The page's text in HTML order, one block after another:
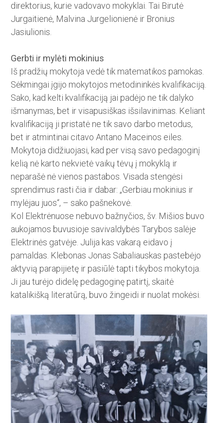
direktorius, kurie vado­vavo mokyklai. Tai Birutė
Jurgaitienė, Malvina Jurgelionienė ir Bronius
Jasiulionis.
Gerbti ir mylėti mokinius
Iš pradžių mokytoja vedė tik ­matematikos pamokas.
Sėkmingai įgijo mokytojos metodininkės kva­lifikaciją.
Sako, kad kelti kvalifika­ciją jai padėjo ne tik dalyko
išma­nymas, bet ir visapusiškas išsilavinimas. Keliant
kvalifikaciją ji pristatė ne tik savo darbo metodus,
bet ir atmintinai citavo Antano Maceinos eiles.
Mokytoja didžiuojasi, kad per visą savo pedagoginį
kelią nė karto nekvietė vaikų tėvų į mokyklą ir
neparašė nė vienos pastabos. Visada stengėsi
sprendimus rasti čia ir dabar: „Gerbiau mokinius ir
mylėjau juos“, – sako pašnekovė.
Kol Elektrėnuose nebuvo bažnyčios, šv. Mišios buvo
aukojamos buvusioje savivaldybės Tarybos salėje
Elektrinės gatvėje. Julija kas vakarą eidavo į
pamaldas. Klebonas Jonas Sabaliauskas pastebėjo
aktyvią parapijietę ir pasiūlė tapti tikybos mo­ky­toja.
Ji jau turėjo didelę pedagogi­nę patirtį, skaitė
katalikišką literatū­rą, buvo žingeidi ir nuolat mokėsi.